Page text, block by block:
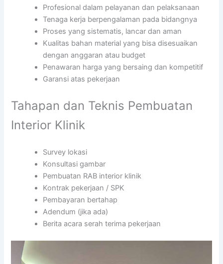
Profesional dalam pelayanan dan pelaksanaan
Tenaga kerja berpengalaman pada bidangnya
Proses yang sistematis, lancar dan aman
Kualitas bahan material yang bisa disesuaikan
dengan anggaran atau budget
Penawaran harga yang bersaing dan kompetitif
Garansi atas pekerjaan
Tahapan dan Teknis Pembuatan
Interior Klinik
Survey lokasi
Konsultasi gambar
Pembuatan RAB interior klinik
Kontrak pekerjaan / SPK
Pembayaran bertahap
Adendum (jika ada)
Berita acara serah terima pekerjaan